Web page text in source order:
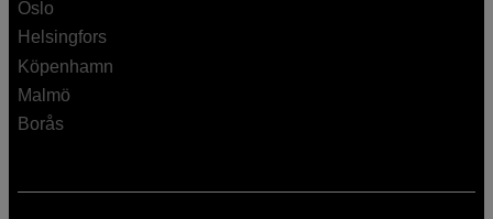
Oslo
Helsingfors
Köpenhamn
Malmö
Borås